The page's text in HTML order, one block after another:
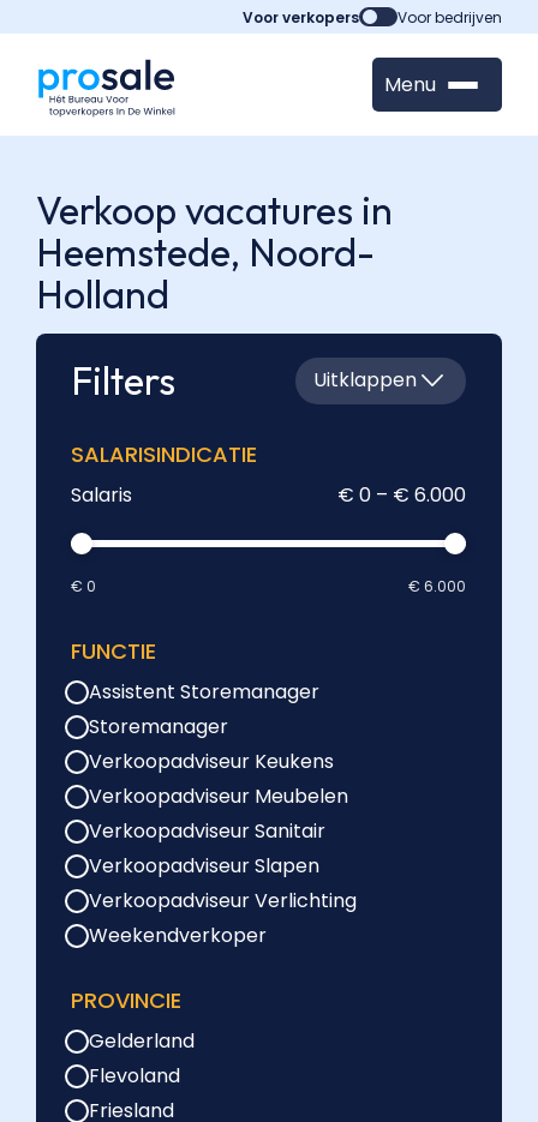
Voor verkopers Voor bedrijven
Menu
Verkoop vacatures in
Heemstede, Noord-
Holland
Filters
Uitklappen
SALARISINDICATIE
Salaris € 0 – € 6.000
€ 0 € 6.000
FUNCTIE
Assistent Storemanager
Storemanager
Verkoopadviseur Keukens
Verkoopadviseur Meubelen
Verkoopadviseur Sanitair
Verkoopadviseur Slapen
Verkoopadviseur Verlichting
Weekendverkoper
PROVINCIE
Gelderland
Flevoland
Friesland